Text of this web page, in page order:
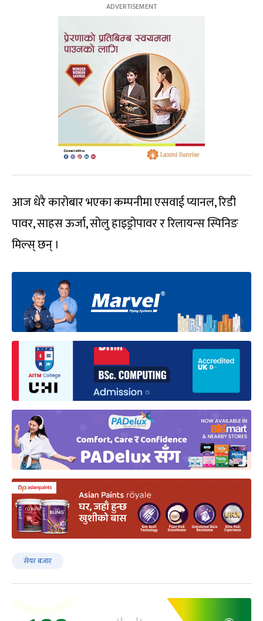
आज धेरै कारोबार भएका कम्पनीमा एसवाई प्यानल, रिडी
पावर, साहस ऊर्जा, सोलु हाइड्रोपावर र रिलायन्स स्पिनिङ
मिल्स् छन् ।
सेयर बजार